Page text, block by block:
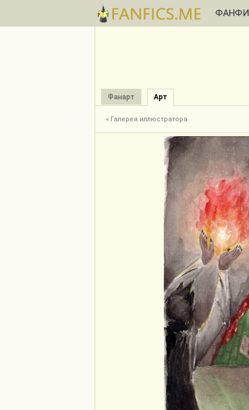
Фанарт Арт
« Галерея иллюстратора